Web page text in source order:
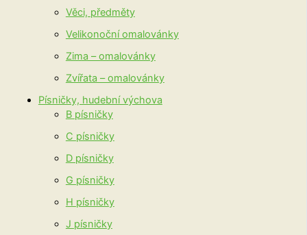
Věci, předměty
Velikonoční omalovánky
Zima – omalovánky
Zvířata – omalovánky
Písničky, hudební výchova
B písničky
C písničky
D písničky
G písničky
H písničky
J písničky